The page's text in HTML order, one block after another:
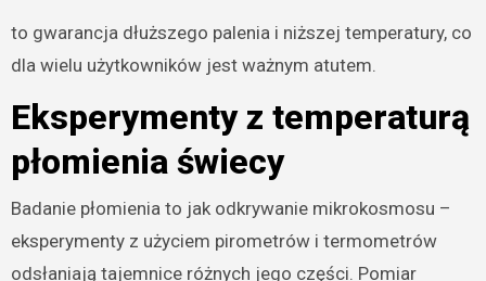
to gwarancja dłuższego palenia i niższej temperatury, co
dla wielu użytkowników jest ważnym atutem.
Eksperymenty z temperaturą
płomienia świecy
Badanie płomienia to jak odkrywanie mikrokosmosu –
eksperymenty z użyciem pirometrów i termometrów
odsłaniają tajemnice różnych jego części. Pomiar